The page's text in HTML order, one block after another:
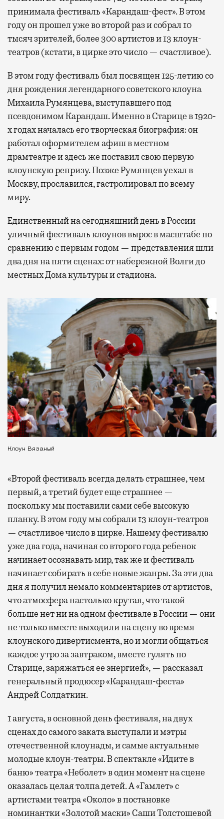
принимала фестиваль «Карандаш-фест». В этом
году он прошел уже во второй раз и собрал 10
тысяч зрителей, более 300 артистов и 13 клоун-
театров (кстати, в цирке это число — счастливое).
В этом году фестиваль был посвящен 125-летию со
дня рождения легендарного советского клоуна
Михаила Румянцева, выступавшего под
псевдонимом Карандаш. Именно в Старице в 1920-
х годах началась его творческая биография: он
работал оформителем афиш в местном
драмтеатре и здесь же поставил свою первую
клоунскую репризу. Позже Румянцев уехал в
Москву, прославился, гастролировал по всему
миру.
Единственный на сегодняшний день в России
уличный фестиваль клоунов вырос в масштабе по
сравнению с первым годом — представления шли
два дня на пяти сценах: от набережной Волги до
местных Дома культуры и стадиона.
Клоун Вязаный
«Второй фестиваль всегда делать страшнее, чем
первый, а третий будет еще страшнее —
поскольку мы поставили сами себе высокую
планку. В этом году мы собрали 13 клоун-театров
— счастливое число в цирке. Нашему фестивалю
уже два года, начиная со второго года ребенок
начинает осознавать мир, так же и фестиваль
начинает собирать в себе новые жанры. За эти два
дня я получил немало комментариев от артистов,
что атмосфера настолько крутая, что такой
больше нет ни на одном фестивале в России — они
не только вместе выходили на сцену во время
клоунского дивертисмента, но и могли общаться
каждое утро за завтраком, вместе гулять по
Старице, заряжаться ее энергией», — рассказал
генеральный продюсер «Карандаш-феста»
Андрей Солдаткин.
1 августа, в основной день фестиваля, на двух
сценах до самого заката выступали и мэтры
отечественной клоунады, и самые актуальные
молодые клоун-театры. В спектакле «Идите в
баню» театра «Неболет» в один момент на сцене
оказалась целая толпа детей. А «Гамлет» с
артистами театра «Около» в постановке
номинантки «Золотой маски» Саши Толстошевой